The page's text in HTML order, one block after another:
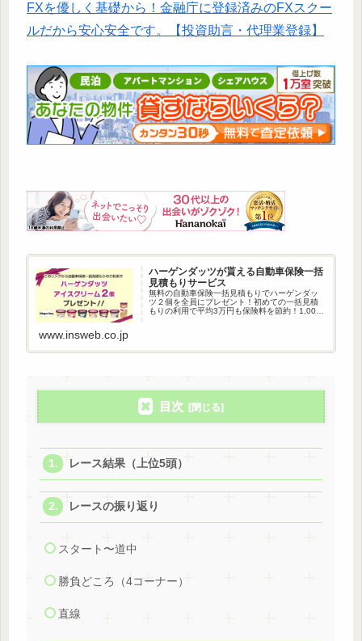
FXを優しく基礎から！金融庁に登録済みのFXスクー
ルだから安心安全です。【投資助言・代理業登録】
ハーゲンダッツが貰える自動車保険一括
見積もりサービス
無料の自動車保険一括見積もりでハーゲンダッ
ツ２個を全員にプレゼント！初めての一括見積
もりの利用で平均3万円も保険料を節約！1,000
www.insweb.co.jp
目次
レース結果（上位5頭）
レースの振り返り
スタート〜道中
勝負どころ（4コーナー）
直線